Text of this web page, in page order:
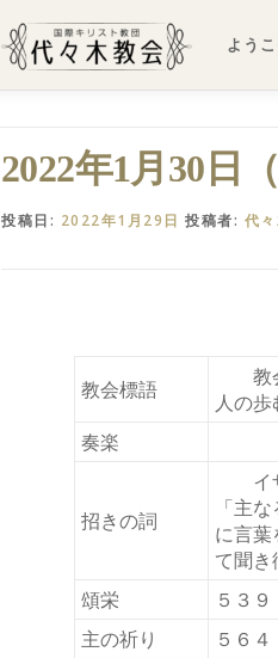
よう
2022年1月30日
投稿日: 2022年1月29日 投稿者: 代
教会標語
教
人の
奏楽
招きの詞
イザ
「主
に言
て聞き
し
い
頌栄
５３９
主の祈り
５６４